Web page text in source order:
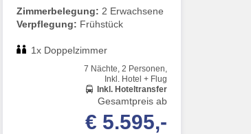
Zimmerbelegung: 2 Erwachsene
Verpflegung: Frühstück
1x Doppelzimmer
7 Nächte, 2 Personen,
Inkl. Hotel + Flug
Inkl. Hoteltransfer
Gesamtpreis ab
€ 5.595,-